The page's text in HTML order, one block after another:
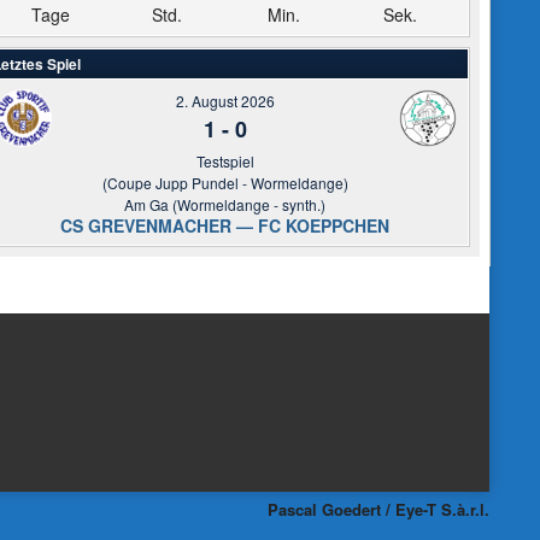
Tage Std. Min. Sek.
Spiel
2. August 2026
1 -0
Testspiel
(Coupe Jupp Pundel - Wormeldange)
Am Ga (Wormeldange - synth.)
CS GREVENMACHER — FC KOEPPCHEN
Pascal Goedert / Eye-T S.à.r.l.